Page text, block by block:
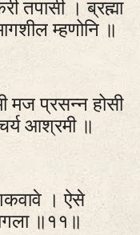
तपासी । ब्रह्मा
म्हणोनि ॥
मज प्रसन्न होसी
आश्रमी ॥
। ऐसे
॥११॥